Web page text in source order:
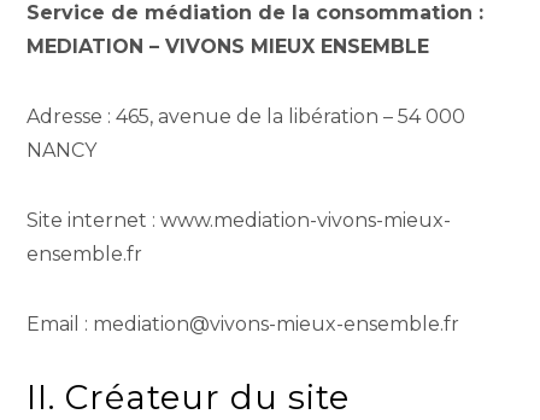
Service de médiation de la consommation :
MEDIATION – VIVONS MIEUX ENSEMBLE
Adresse : 465, avenue de la libération – 54 000
NANCY
Site internet : www.mediation-vivons-mieux-
ensemble.fr
Email : mediation@vivons-mieux-ensemble.fr
II. Créateur du site